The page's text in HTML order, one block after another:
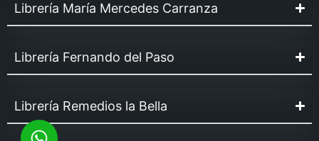
Librería María Mercedes Carranza
Librería Fernando del Paso
Librería Remedios la Bella